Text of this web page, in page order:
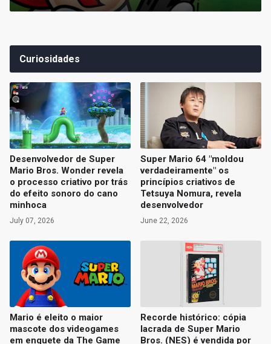
Curiosidades
Desenvolvedor de Super
Mario Bros. Wonder revela
o processo criativo por trás
do efeito sonoro do cano
minhoca
July 07, 2026
Super Mario 64 "moldou
verdadeiramente" os
princípios criativos de
Tetsuya Nomura, revela
desenvolvedor
June 22, 2026
Mario é eleito o maior
mascote dos videogames
em enquete da The Game
Recorde histórico: cópia
lacrada de Super Mario
Bros. (NES) é vendida por